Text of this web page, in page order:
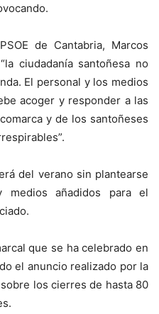
de Cantabria, Marcos
ciudadanía santoñesa no
El personal y los medios
acoger y responder a las
y de los santoñeses
del verano sin plantearse
medios añadidos para el
que se ha celebrado en
el anuncio realizado por la
los cierres de hasta 80